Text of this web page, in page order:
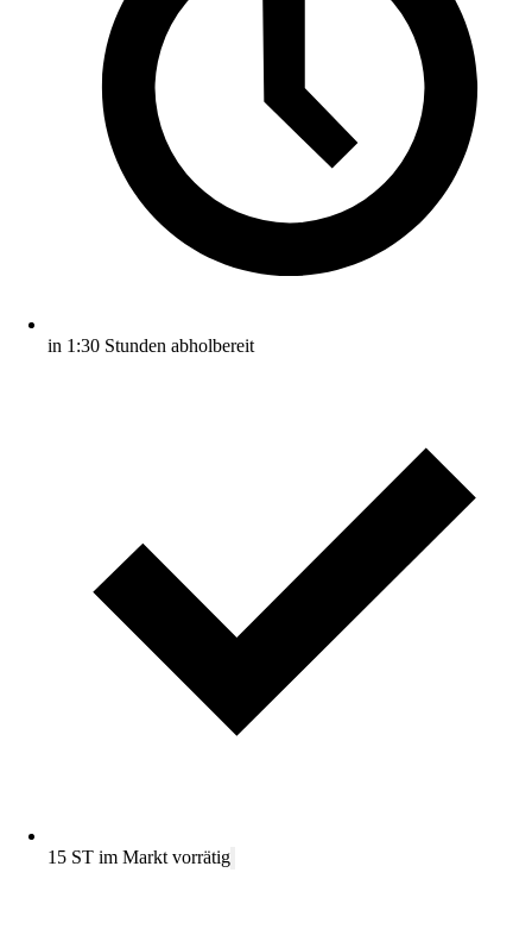
in 1:30 Stunden abholbereit
15 ST im Markt vorrätig